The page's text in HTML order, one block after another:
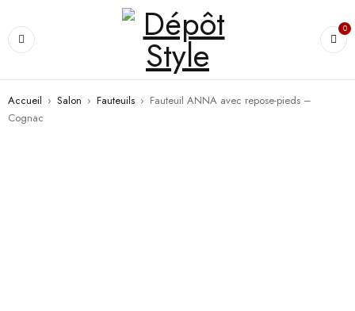
0
Accueil › Salon › Fauteuils › Fauteuil ANNA avec repose-pieds –
Cognac